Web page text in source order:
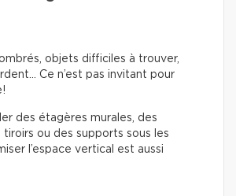
objets difficiles à trouver,
Ce n’est pas invitant pour
des étagères murales, des
ou des supports sous les
l’espace vertical est aussi